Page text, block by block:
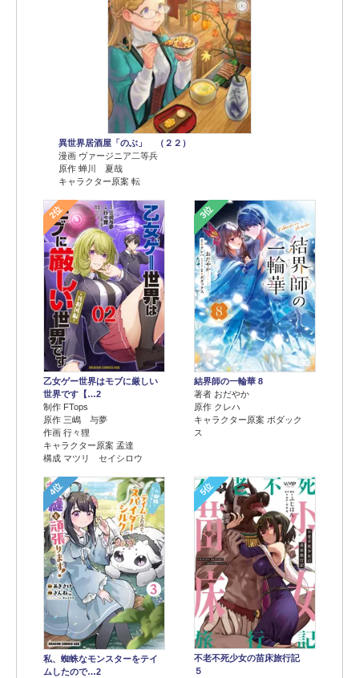
異世界居酒屋「のぶ」 （２２）
漫画 ヴァージニア二等兵
原作 蝉川 夏哉
キャラクター原案 転
2位
乙女ゲー世界はモブに厳しい
世界です【…2
制作 FTops
原作 三嶋 与夢
作画 行々狸
キャラクター原案 孟達
構成 マツリ セイシロウ
3位
結界師の一輪華 8
著者 おだやか
原作 クレハ
キャラクター原案 ボダック
ス
4位
私、蜘蛛なモンスターをテイ
ムしたので…2
5位
不老不死少女の苗床旅行記
５